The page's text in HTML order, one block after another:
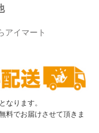
アイマート
なります。
料でお届けさせて頂きま